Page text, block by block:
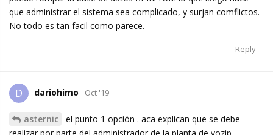
que administrar el sistema sea complicado, y surjan comflictos.
No todo es tan facil como parece.
Reply
D dariohimo Oct '19
asternic
el punto 1 opción . aca explican que se debe